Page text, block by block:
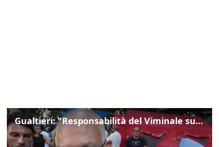
Gualtieri: "Responsabilità del Viminale su Spin Time? La posizione dei partiti è nota"